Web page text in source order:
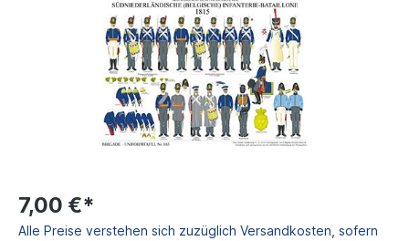
7,00 €*
Alle Preise verstehen sich zuzüglich Versandkosten, sofern